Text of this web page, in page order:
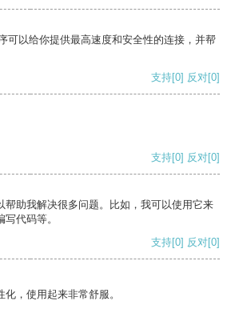
可以给你提供最高速度和安全性的连接，并帮
支持[0] 反对[0]
支持[0] 反对[0]
帮助我解决很多问题。比如，我可以使用它来
代码等。
支持[0] 反对[0]
，使用起来非常舒服。